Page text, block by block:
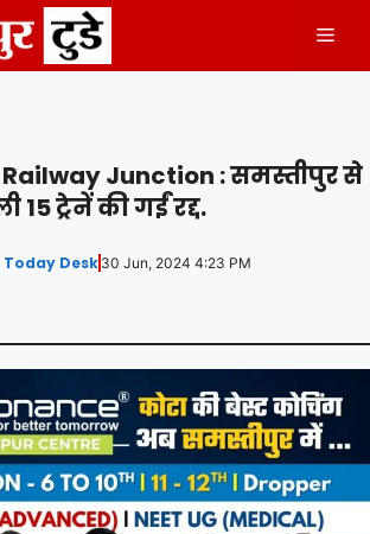
Junction : समस्तीपुर से
ट्रेनें की गईं रद्द.
Desk 30 Jun, 2024 4:23 PM